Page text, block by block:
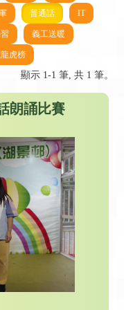
普通話 IT
義工送暖
虎榜
顯示 1-1 筆, 共 1 筆。
朗誦比賽